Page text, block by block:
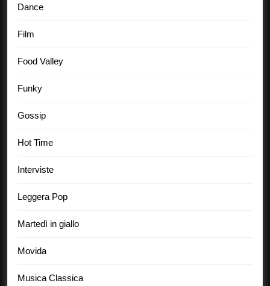
Dance
Film
Food Valley
Funky
Gossip
Hot Time
Interviste
Leggera Pop
Martedì in giallo
Movida
Musica Classica